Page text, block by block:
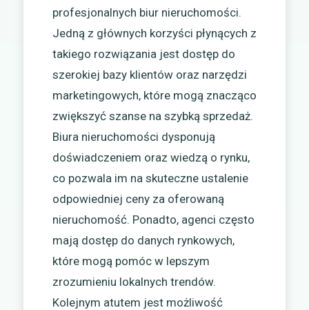
profesjonalnych biur nieruchomości.
Jedną z głównych korzyści płynących z
takiego rozwiązania jest dostęp do
szerokiej bazy klientów oraz narzędzi
marketingowych, które mogą znacząco
zwiększyć szanse na szybką sprzedaż.
Biura nieruchomości dysponują
doświadczeniem oraz wiedzą o rynku,
co pozwala im na skuteczne ustalenie
odpowiedniej ceny za oferowaną
nieruchomość. Ponadto, agenci często
mają dostęp do danych rynkowych,
które mogą pomóc w lepszym
zrozumieniu lokalnych trendów.
Kolejnym atutem jest możliwość